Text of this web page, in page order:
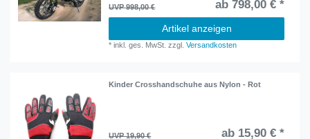
UVP 998,00 € ab 798,00 € *
Artikel anzeigen
*inkl. ges. MwSt. zzgl.Versandkosten
Kinder Crosshandschuhe aus Nylon - Rot
UVP 19,90 € ab 15,90 € *